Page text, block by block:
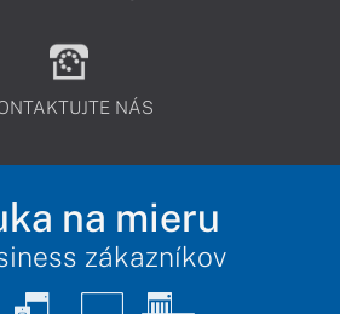
NÁS
na mieru
zákazníkov